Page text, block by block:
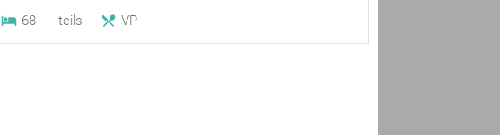
68 teils VP